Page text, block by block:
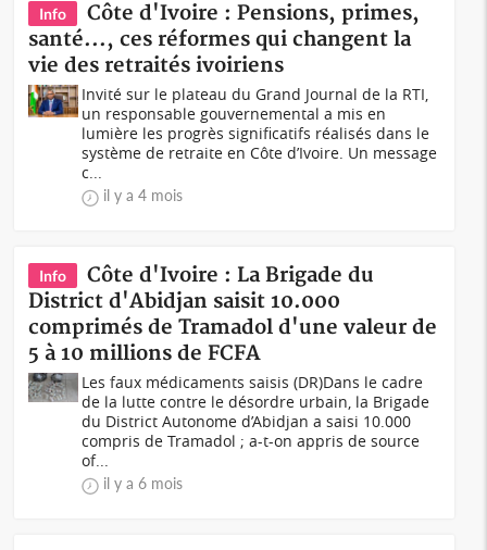
Info
Côte d'Ivoire : Pensions, primes,
santé..., ces réformes qui changent la
vie des retraités ivoiriens
Invité sur le plateau du Grand Journal de la RTI,
un responsable gouvernemental a mis en
lumière les progrès significatifs réalisés dans le
système de retraite en Côte d’Ivoire. Un message
c...
il y a 4 mois
Info
Côte d'Ivoire : La Brigade du
District d'Abidjan saisit 10.000
comprimés de Tramadol d'une valeur de
5 à 10 millions de FCFA
Les faux médicaments saisis (DR)Dans le cadre
de la lutte contre le désordre urbain, la Brigade
du District Autonome d’Abidjan a saisi 10.000
compris de Tramadol ; a-t-on appris de source
of...
il y a 6 mois